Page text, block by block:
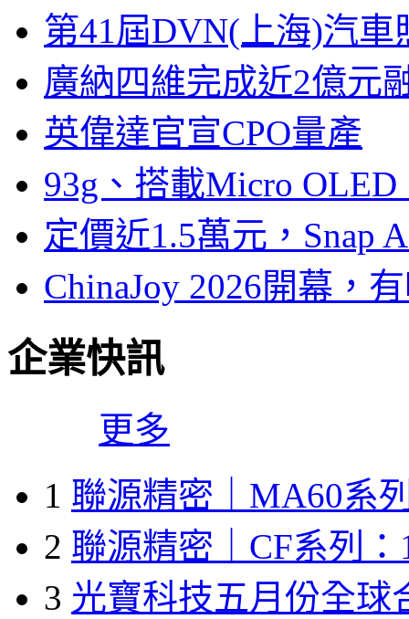
第41屆DVN(上海)汽
廣納四維完成近2億元
英偉達官宣CPO量產
93g、搭載Micro
定價近1.5萬元，Snap
ChinaJoy 2026開幕，
企業快訊
更多
1 聯源精密｜MA60系
2 聯源精密｜CF系列：
3 光寶科技五月份全球